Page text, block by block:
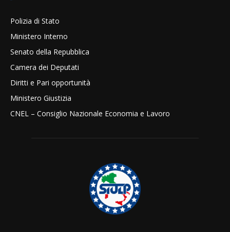
Polizia di Stato
Ministero Interno
Senato della Repubblica
Camera dei Deputati
Diritti e Pari opportunità
Ministero Giustizia
CNEL – Consiglio Nazionale Economia e Lavoro